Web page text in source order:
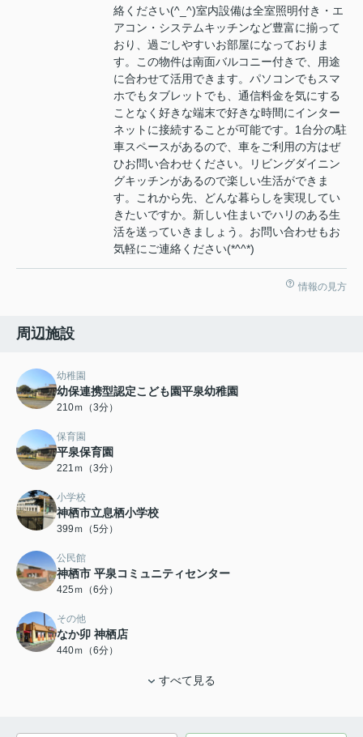
絡ください(^_^)室内設備は全室照明付き・エ
アコン・システムキッチンなど豊富に揃って
おり、過ごしやすいお部屋になっておりま
す。この物件は南面バルコニー付きで、用途
に合わせて活用できます。パソコンでもスマ
ホでもタブレットでも、通信料金を気にする
ことなく好きな端末で好きな時間にインター
ネットに接続することが可能です。1台分の駐
車スペースがあるので、車をご利用の方はぜ
ひお問い合わせください。リビングダイニン
グキッチンがあるので楽しい生活ができま
す。これから先、どんな暮らしを実現してい
きたいですか。新しい住まいでハリのある生
活を送っていきましょう。お問い合わせもお
気軽にご連絡ください(*^^*)
情報の見方
周辺施設
幼稚園
幼保連携型認定こども園平泉幼稚園
210ｍ（3分）
保育園
平泉保育園
221ｍ（3分）
小学校
神栖市立息栖小学校
399ｍ（5分）
公民館
神栖市 平泉コミュニティセンター
425ｍ（6分）
その他
なか卯 神栖店
440ｍ（6分）
すべて見る